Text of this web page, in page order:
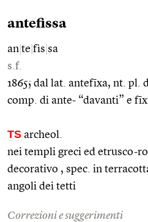
antefissa
an te fìs sa
s.f.
1865; dal lat. antefīxa, nt. pl.
comp. di ante- “davanti” e
TS archeol.
nei templi greci ed etrusco-
decorativo , spec. in
angoli dei tetti
Correzioni e suggerimenti